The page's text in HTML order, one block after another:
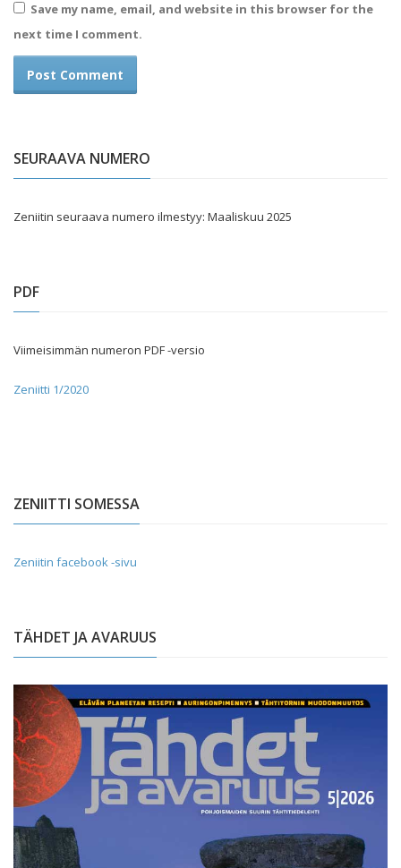
Save my name, email, and website in this browser for the
next time I comment.
SEURAAVA NUMERO
Zeniitin seuraava numero ilmestyy: Maaliskuu 2025
PDF
Viimeisimmän numeron PDF -versio
Zeniitti 1/2020
ZENIITTI SOMESSA
Zeniitin facebook -sivu
TÄHDET JA AVARUUS